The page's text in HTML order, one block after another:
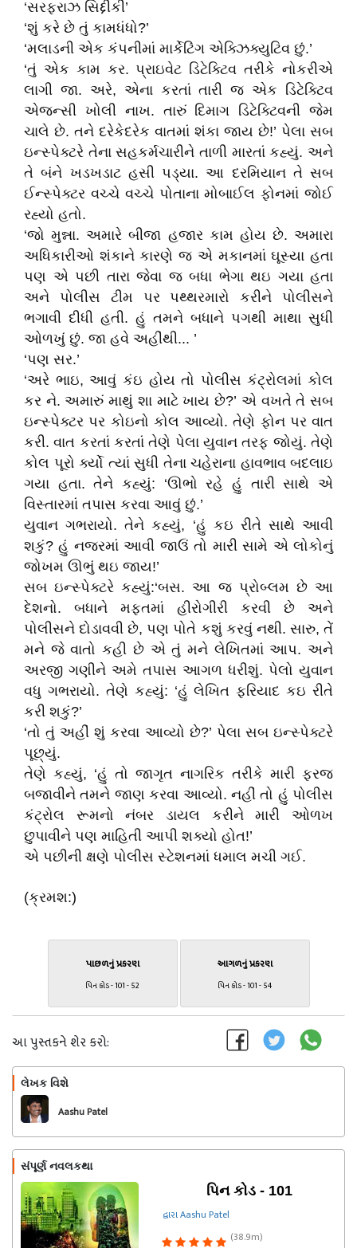
‘સરફરાઝ સિદ્દીકી’
‘શું કરે છે તું કામધંધો?’
‘મલાડની એક કંપનીમાં માર્કેટિંગ એક્ઝિક્યુટિવ છું.’
‘તું એક કામ કર. પ્રાઇવેટ ડિટેક્ટિવ તરીકે નોકરીએ
લાગી જા. અરે, એના કરતાં તારી જ એક ડિટેક્ટિવ
એજન્સી ખોલી નાખ. તારું દિમાગ ડિટેક્ટિવની જેમ
ચાલે છે. તને દરેકેદરેક વાતમાં શંકા જાય છે!’ પેલા સબ
ઇન્સ્પેક્ટરે તેના સહકર્મચારીને તાળી મારતાં કહ્યું. અને
તે બંને ખડખડાટ હસી પડ્યા. આ દરમિયાન તે સબ
ઈન્સ્પેક્ટર વચ્ચે વચ્ચે પોતાના મોબાઈલ ફોનમાં જોઈ
રહ્યો હતો.
‘જો મુન્ના. અમારે બીજા હજાર કામ હોય છે. અમારા
અધિકારીઓ શંકાને કારણે જ એ મકાનમાં ઘૂસ્યા હતા
પણ એ પછી તારા જેવા જ બધા ભેગા થઇ ગયા હતા
અને પોલીસ ટીમ પર પથ્થરમારો કરીને પોલીસને
ભગાવી દીધી હતી. હું તમને બધાને પગથી માથા સુધી
ઓળખું છું. જા હવે અહીંથી... ’
‘પણ સર.’
‘અરે ભાઇ, આવું કંઇ હોય તો પોલીસ કંટ્રોલમાં કોલ
કર ને. અમારું માથું શા માટે ખાય છે?’ એ વખતે તે સબ
ઇન્સ્પેક્ટર પર કોઇનો કોલ આવ્યો. તેણે ફોન પર વાત
કરી. વાત કરતાં કરતાં તેણે પેલા યુવાન તરફ જોયું. તેણે
કોલ પૂરો ર્ક્યો ત્યાં સુધી તેના ચહેરાના હાવભાવ બદલાઇ
ગયા હતા. તેને કહ્યું: ‘ઊભો રહે હું તારી સાથે એ
વિસ્તારમાં તપાસ કરવા આવું છું.’
યુવાન ગભરાયો. તેને કહ્યું, ‘હું કઇ રીતે સાથે આવી
શકું? હું નજરમાં આવી જાઉં તો મારી સામે એ લોકોનું
જોખમ ઊભું થઇ જાય!’
સબ ઇન્સ્પેક્ટરે કહ્યું:‘બસ. આ જ પ્રોબ્લમ છે આ
દેશનો. બધાને મફતમાં હીરોગીરી કરવી છે અને
પોલીસને દોડાવવી છે, પણ પોતે કશું કરવું નથી. સારુ, તેં
મને જે વાતો કહી છે એ તું મને લેખિતમાં આપ. અને
અરજી ગણીને અમે તપાસ આગળ ધરીશું. પેલો યુવાન
વધુ ગભરાયો. તેણે કહ્યું: ‘હું લેખિત ફરિયાદ કઇ રીતે
કરી શકું?’
‘તો તું અહીં શું કરવા આવ્યો છે?’ પેલા સબ ઇન્સ્પેક્ટરે
પૂછ્યું.
તેણે કહ્યું, ‘હું તો જાગૃત નાગરિક તરીકે મારી ફરજ
બજાવીને તમને જાણ કરવા આવ્યો. નહીં તો હું પોલીસ
કંટ્રોલ રૂમનો નંબર ડાયલ કરીને મારી ઓળખ
છુપાવીને પણ માહિતી આપી શક્યો હોત!’
એ પછીની ક્ષણે પોલીસ સ્ટેશનમાં ધમાલ મચી ગઈ.
(ક્રમશ:)
પાછળનું પ્રકરણ
પિન કોડ - 101 - 52
આગળનું પ્રકરણ
પિન કોડ - 101 - 54
આ પુસ્તકને શેર કરો:
લેખક વિશે
Aashu Patel
સંપૂર્ણ નવલકથા
પિન કોડ - 101
દ્વારા Aashu Patel
(38.9m)